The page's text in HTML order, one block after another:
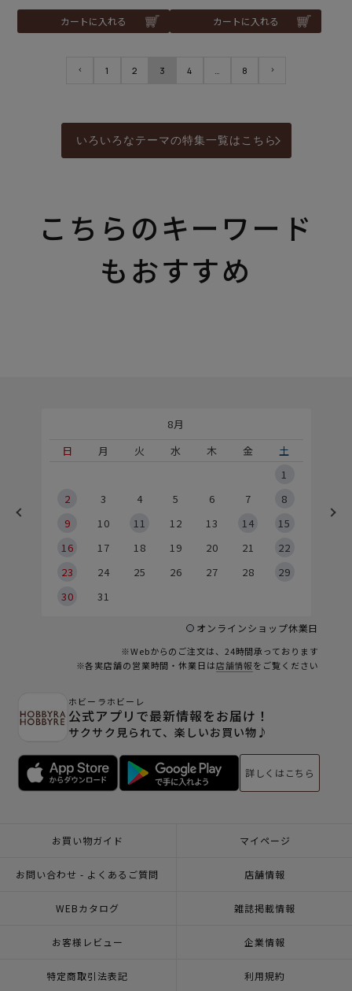
カートに入れる カートに入れる
1 2 3 4 8
いろいろなテーマの特集一覧はこちら
こちらのキーワード
もおすすめ
8月
日
月 火 水 木 金
土
1
2
3 4 5 6 7
8
9
10 11 12 13 14
15
16
17 18 19 20 21
22
23
24 25 26 27 28
29
30
31
オンラインショップ休業日
※Webからのご注文は、24時間承っております
※各実店舗の営業時間・休業日は店舗情報をご覧ください
ホビーラホビーレ
公式アプリで最新情報をお届け！
サクサク見られて、楽しいお買い物♪
詳しくはこちら
お買い物ガイド マイページ
お問い合わせ - よくあるご質問 店舗情報
WEBカタログ 雑誌掲載情報
お客様レビュー 企業情報
特定商取引法表記 利用規約